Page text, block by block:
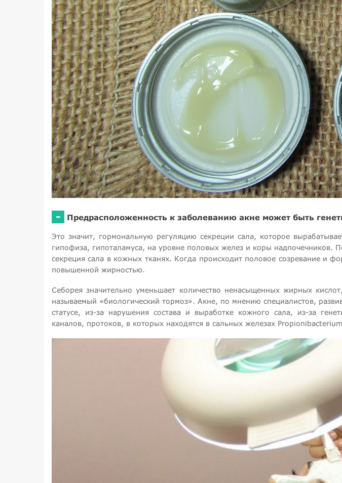
- Предрасположенность к заболеванию акне может быть
Это значит, гормональную регуляцию секреции сала, которое
гипофиза, гипоталамуса, на уровне половых желез и коры
секреция сала в кожных тканях. Когда происходит половое созревание и
повышенной жирностью.
Себорея значительно уменьшает количество ненасыщенных жирных
называемый «биологический тормоз». Акне, по мнению специалистов,
статусе, из-за нарушения состава и выработке кожного сала, из-за
каналов, протоков, в которых находятся в сальных железах